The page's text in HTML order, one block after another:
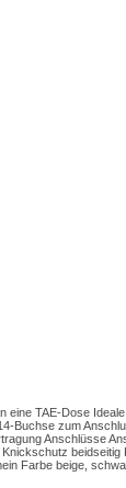
TAE-Dose
Buchse zum
Anschlüsse
beidseitig
Farbe beige,